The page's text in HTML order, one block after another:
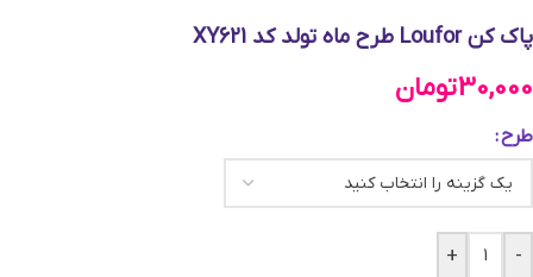
پاک کن Loufor طرح ماه تولد کد XY621
30,000تومان
طرح
-
+